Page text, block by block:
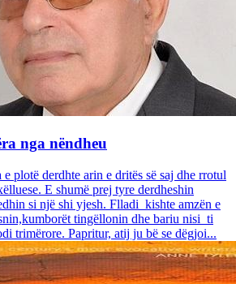
nga nëndheu
plotë derdhte arin e dritës së saj dhe rrotul
E shumë prej tyre derdheshin
si një shi yjesh. Flladi kishte amzën e
tingëllonin dhe bariu nisi ti
trimërore. Papritur, atij ju bë se dëgjoi...